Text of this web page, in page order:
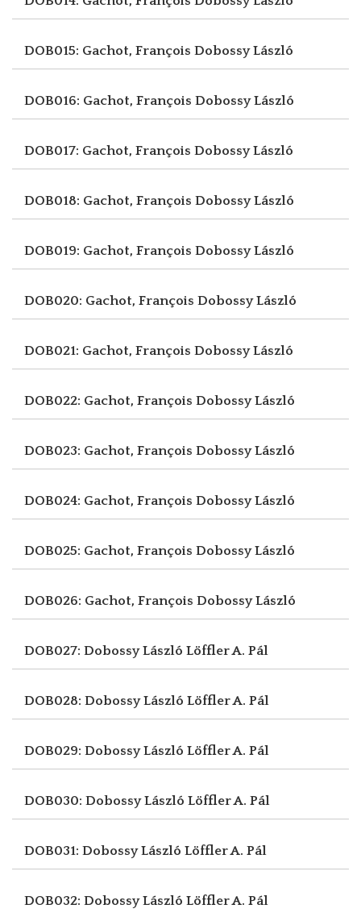
DOB015: Gachot, François Dobossy László
DOB016: Gachot, François Dobossy László
DOB017: Gachot, François Dobossy László
DOB018: Gachot, François Dobossy László
DOB019: Gachot, François Dobossy László
DOB020: Gachot, François Dobossy László
DOB021: Gachot, François Dobossy László
DOB022: Gachot, François Dobossy László
DOB023: Gachot, François Dobossy László
DOB024: Gachot, François Dobossy László
DOB025: Gachot, François Dobossy László
DOB026: Gachot, François Dobossy László
DOB027: Dobossy László Löffler A. Pál
DOB028: Dobossy László Löffler A. Pál
DOB029: Dobossy László Löffler A. Pál
DOB030: Dobossy László Löffler A. Pál
DOB031: Dobossy László Löffler A. Pál
DOB032: Dobossy László Löffler A. Pál